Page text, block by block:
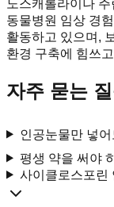
노스캐롤라이나
동물병원 임상 경
활동하고 있으며,
환경 구축에 힘쓰
자주 묻는
인공눈물만 넣
평생 약을 써야
사이클로스포린